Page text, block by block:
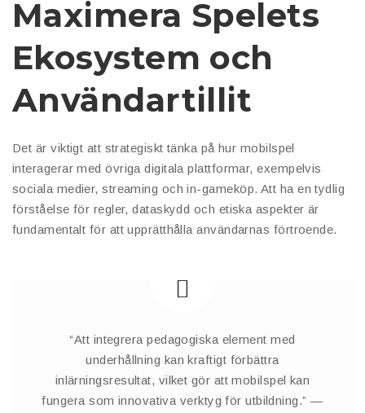
Maximera Spelets
Ekosystem och
Användartillit
Det är viktigt att strategiskt tänka på hur mobilspel
interagerar med övriga digitala plattformar, exempelvis
sociala medier, streaming och in-gameköp. Att ha en tydlig
förståelse för regler, dataskydd och etiska aspekter är
fundamentalt för att upprätthålla användarnas förtroende.
“Att integrera pedagogiska element med
underhållning kan kraftigt förbättra
inlärningsresultat, vilket gör att mobilspel kan
fungera som innovativa verktyg för utbildning.” —